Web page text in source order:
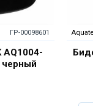
ГР-00098601
AQ1004-
черный